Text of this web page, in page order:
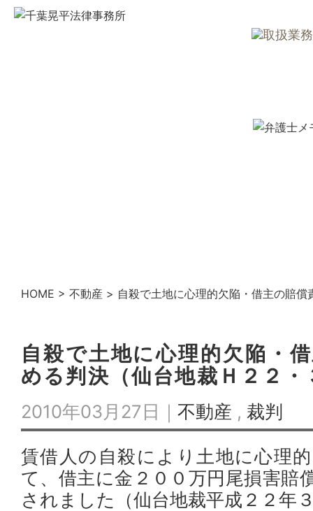
HOME > 不動産 > 自殺で土地に心理的欠陥・借主の賠
自殺で土地に心理的欠陥・
める判決（仙台地裁Ｈ２２・
2010年03月27日｜ 不動産 , 裁判
賃借人の自殺により土地に心理
て、借主に金２００万円尾損害賠
されました（仙台地裁平成２２年